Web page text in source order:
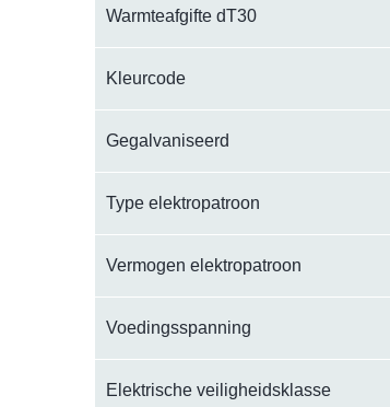
Warmteafgifte dT30
Kleurcode
Gegalvaniseerd
Type elektropatroon
Vermogen elektropatroon
Voedingsspanning
Elektrische veiligheidsklasse